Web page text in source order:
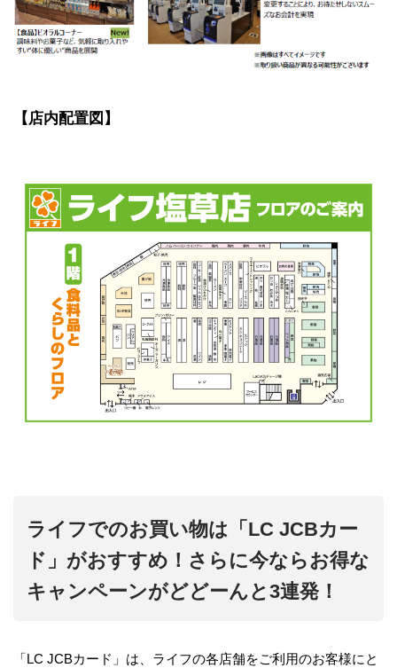
【店内配置図】
ライフでのお買い物は「LC JCBカー
ド」がおすすめ！さらに今ならお得な
キャンペーンがどどーんと3連発！
「LC JCBカード」は、ライフの各店舗をご利用のお客様にと